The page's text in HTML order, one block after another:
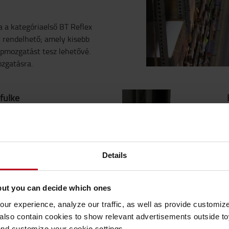
Details
you can decide which ones
experience, analyze our traffic, as well as provide
contain cookies to show relevant advertisements outside
kategóriaelső BT Reflex
amely kisebb
tesz lehetővé.
és termelékenység
a raklap